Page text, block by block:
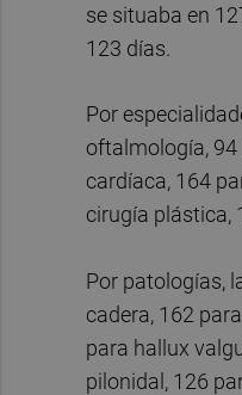
se situaba en
123 días.
Por
oftalmología, 94
cardíaca, 164
cirugía plástica,
Por patologías,
cadera, 162
para hallux
pilonidal, 126